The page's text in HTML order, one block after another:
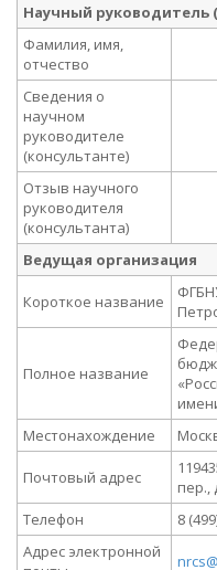
Научный руководитель
Фамилия, имя,
отчество
Сведения о
научном
руководителе
(консультанте)
Отзыв научного
руководителя
(консультанта)
Ведущая организация
Короткое название
Полное название
Местонахождение
Почтовый адрес
пер.,
Телефон
8
Адрес электронной